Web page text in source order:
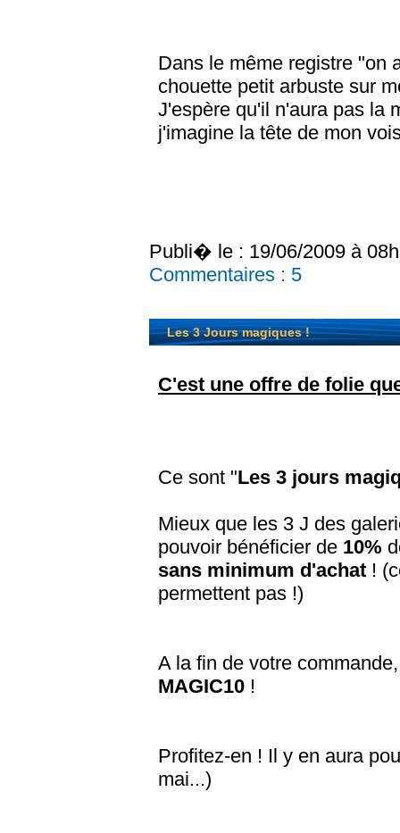
Dans le même registre "on
chouette petit arbuste sur
J'espère qu'il n'aura pas la
j'imagine la tête de mon
Publi� le : 19/06/2009 à
Commentaires : 5
Les 3 Jours magiques !
C'est une offre de folie
Ce sont "Les 3 jours
Mieux que les 3 J des
pouvoir bénéficier de 10%
sans minimum d'achat !
permettent pas !)
A la fin de votre
MAGIC10 !
Profitez-en ! Il y en aura
mai...)